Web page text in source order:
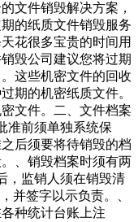
文件销毁解决方案，
的纸质文件销毁服务
花很多宝贵的时间用
毁公司建议您将过期
这些机密文件的回收
期的机密纸质文件。
文件。二、文件档案
准前须单独系统保
后须要将待销毁的档
、销毁档案时须有两
，监销人须在销毁清
并签字以示负责。、
种统计台账上注